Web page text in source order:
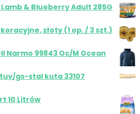
& Blueberry Adult 285G
złoty (1 op. / 3 szt.)
Narmo 99843 Oc/M Ocean
gs-stal kuta 33107
10 Litrów